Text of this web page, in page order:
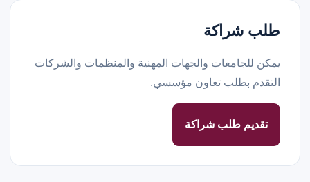
طلب شراكة
يمكن للجامعات والجهات المهنية والمنظمات والشركات
التقدم بطلب تعاون مؤسسي.
تقديم طلب شراكة